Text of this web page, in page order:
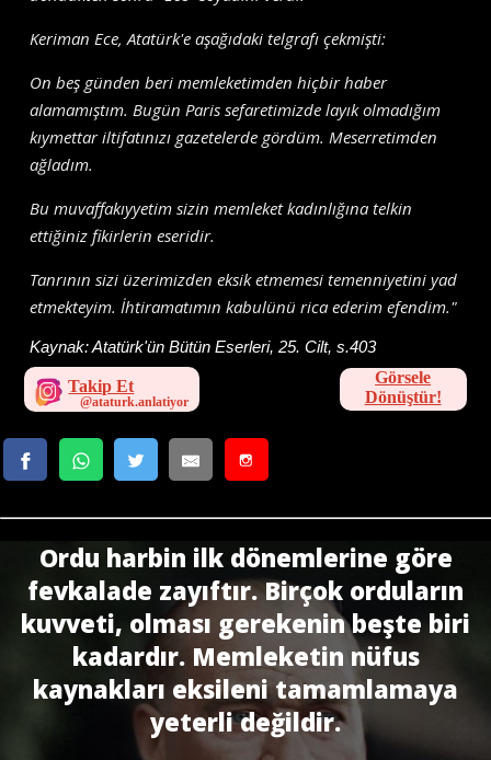
Keriman Ece, Atatürk'e aşağıdaki telgrafı çekmişti:
On beş günden beri memleketimden hiçbir haber
alamamıştım. Bugün Paris sefaretimizde layık olmadığım
kıymettar iltifatınızı gazetelerde gördüm. Meserretimden
ağladım.
Bu muvaffakıyyetim sizin memleket kadınlığına telkin
ettiğiniz fikirlerin eseridir.
Tanrının sizi üzerimizden eksik etmemesi temenniyetini yad
etmekteyim. İhtiramatımın kabulünü rica ederim efendim."
Kaynak:Atatürk'ün Bütün Eserleri, 25. Cilt, s.403
Takip Et
Görsele
Dönüştür!
Ordu harbin ilk dönemlerine göre
fevkalade zayıftır. Birçok orduların
kuvveti, olması gerekenin beşte biri
kadardır. Memleketin nüfus
kaynakları eksileni tamamlamaya
yeterli değildir.